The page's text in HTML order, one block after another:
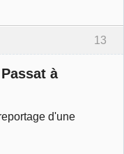
13
à
d'une